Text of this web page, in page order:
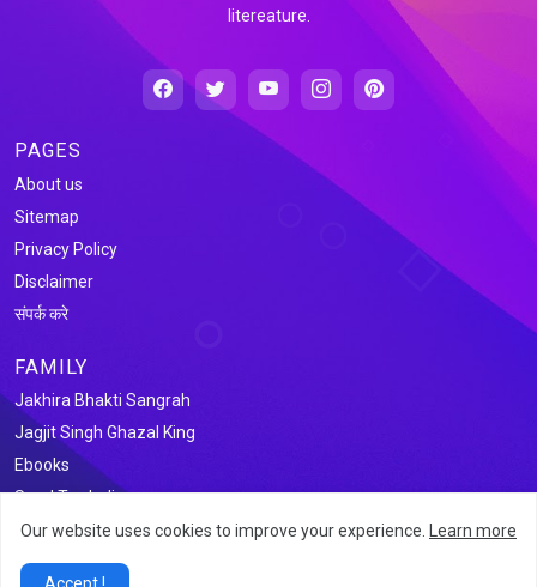
litereature.
PAGES
About us
Sitemap
Privacy Policy
Disclaimer
संपर्क करे
FAMILY
Jakhira Bhakti Sangrah
Jagjit Singh Ghazal King
Ebooks
Saral Tax India
Our website uses cookies to improve your experience. Learn more